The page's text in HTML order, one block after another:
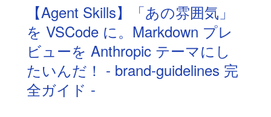
【Agent Skills】「あの雰囲気」
を VSCode に。Markdown プレ
ビューを Anthropic テーマにし
たいんだ！ - brand-guidelines 完
全ガイド -